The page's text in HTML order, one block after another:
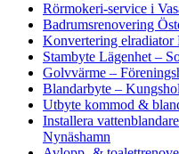
Rörmokeri-service i
Badrumsrenovering
Konvertering elradiator
Stambyte Lägenhet –
Golvvärme –
Blandarbyte –
Utbyte kommod &
Installera
Nynäshamn